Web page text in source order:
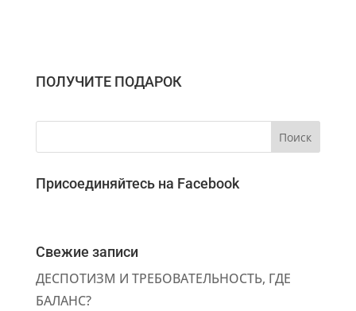
ПОЛУЧИТЕ ПОДАРОК
Присоединяйтесь на Facebook
Свежие записи
ДЕСПОТИЗМ И ТРЕБОВАТЕЛЬНОСТЬ, ГДЕ
БАЛАНС?